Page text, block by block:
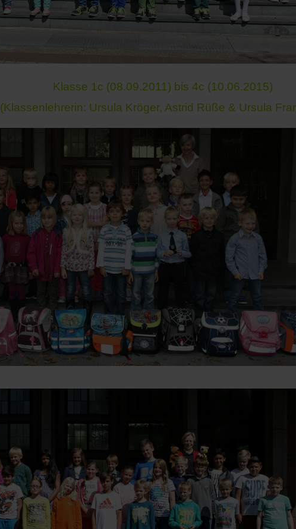
Klasse 1c (08.09.2011) bis 4c (10.06.2015)
(Klassenlehrerin: Ursula Kröger, Astrid Rüße & Ursula